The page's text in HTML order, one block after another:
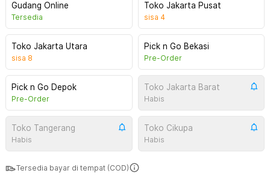
Gudang Online
Tersedia
Toko Jakarta Pusat
sisa 4
Toko Jakarta Utara
sisa 8
Pick n Go Bekasi
Pre-Order
Pick n Go Depok
Pre-Order
Toko Jakarta Barat
Habis
Toko Tangerang
Habis
Toko Cikupa
Habis
Tersedia bayar di tempat (COD)